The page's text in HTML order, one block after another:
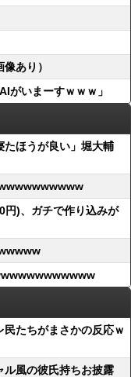
あり）
がいまーすｗｗｗ」
ほうが良い」堀大輔
円)、ガチで作り込みが
たちがまさかの反応ｗ
ル風の彼氏持ちお披露